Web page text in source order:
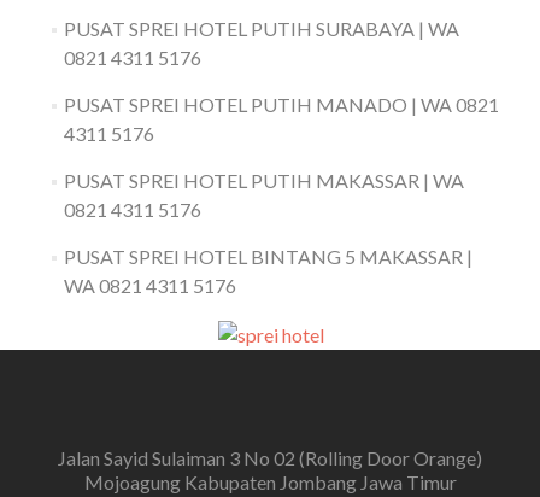
PUSAT SPREI HOTEL PUTIH SURABAYA | WA
0821 4311 5176
PUSAT SPREI HOTEL PUTIH MANADO | WA 0821
4311 5176
PUSAT SPREI HOTEL PUTIH MAKASSAR | WA
0821 4311 5176
PUSAT SPREI HOTEL BINTANG 5 MAKASSAR |
WA 0821 4311 5176
Jalan Sayid Sulaiman 3 No 02 (Rolling Door Orange)
Mojoagung Kabupaten Jombang Jawa Timur